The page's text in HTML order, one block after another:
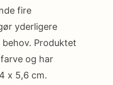
fire
yderligere
Produktet
og har
x 5,6 cm.